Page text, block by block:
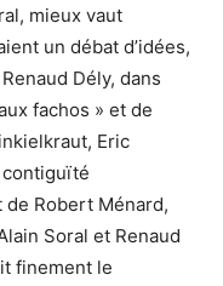
mieux vaut
un débat d’idées,
Dély, dans
fachos » et de
Eric
contiguïté
Robert Ménard,
Soral et Renaud
finement le